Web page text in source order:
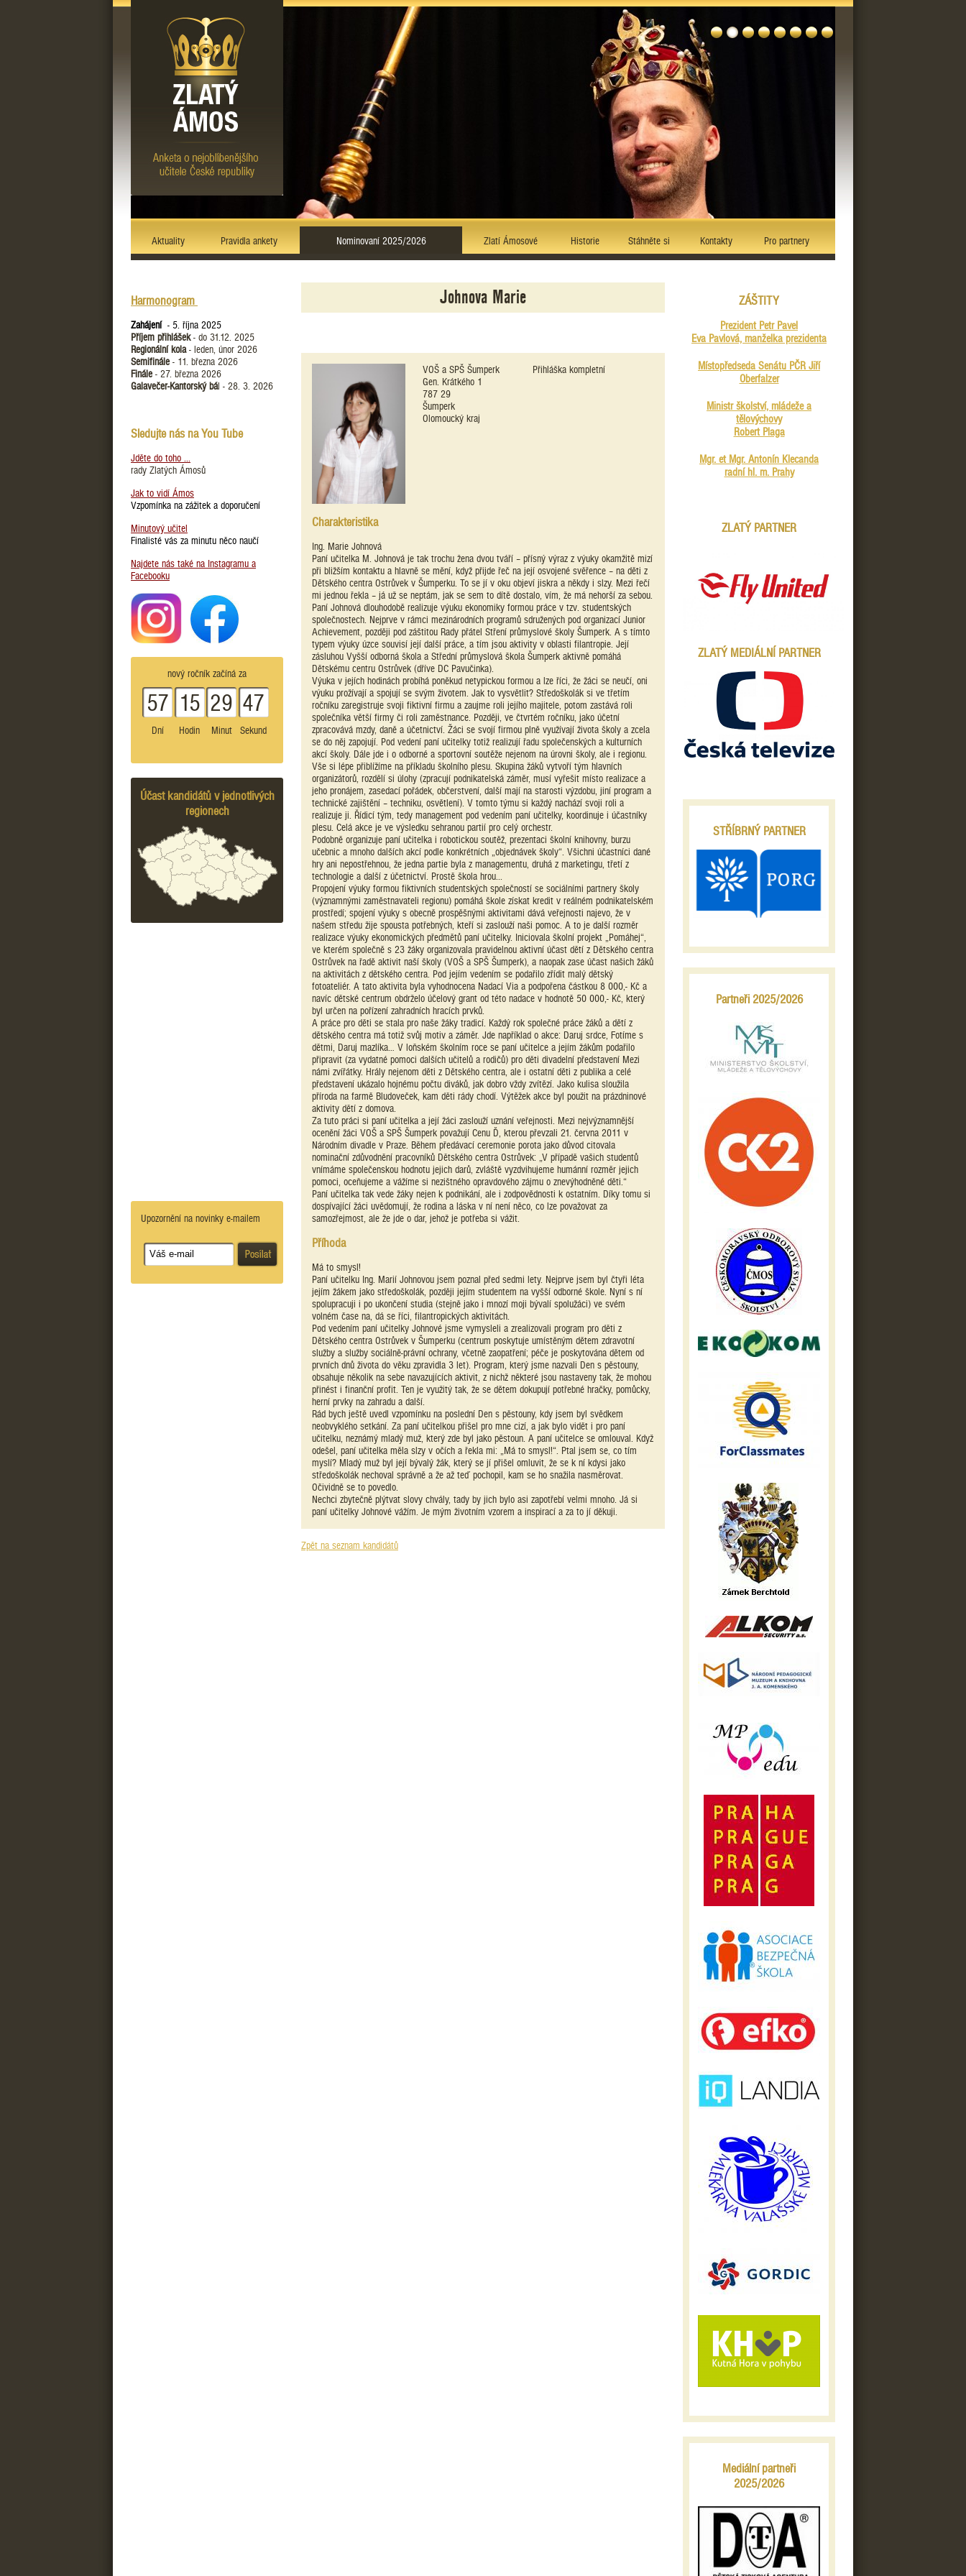
Aktuality Pravidla ankety Nominovaní 2025/2026 Zlatí Ámosové Historie Stáhněte si Kontakty Pro partnery
Harmonogram
Zahájení - 5. října 2025
Příjem přihlášek- do 31.12. 2025
Regionální kola- leden, únor 2026
Semifinále - 11. března 2026
Finále - 27. března 2026
Galavečer-Kantorský bál - 28. 3. 2026
Sledujte nás na You Tube
Jděte do toho ...
rady Zlatých Ámosů
Jak to vidí Ámos
Vzpomínka na zážitek a doporučení
Minutový učitel
Finalisté vás za minutu něco naučí
Najdete nás také na Instagramu a
Facebooku
nový ročník začíná za
57
Dní
15
Hodin
29
Minut
47
Sekund
Účast kandidátů v jednotlivých
regionech
Upozornění na novinky e-mailem
Johnova Marie
VOŠ a SPŠ Šumperk
Gen. Krátkého 1
787 29
Šumperk
Olomoucký kraj
Přihláška kompletní
Charakteristika
Ing. Marie Johnová
Paní učitelka M. Johnová je tak trochu žena dvou tváří – přísný výraz z výuky okamžitě mizí
při bližším kontaktu a hlavně se mění, když přijde řeč na její osvojené svěřence – na děti z
Dětského centra Ostrůvek v Šumperku. To se jí v oku objeví jiskra a někdy i slzy. Mezi řečí
mi jednou řekla – já už se neptám, jak se sem to dítě dostalo, vím, že má nehorší za sebou.
Paní Johnová dlouhodobě realizuje výuku ekonomiky formou práce v tzv. studentských
společnostech. Nejprve v rámci mezinárodních programů sdružených pod organizací Junior
Achievement, později pod záštitou Rady přátel Stření průmyslové školy Šumperk. A s tímto
typem výuky úzce souvisí její další práce, a tím jsou aktivity v oblasti filantropie. Její
zásluhou Vyšší odborná škola a Střední průmyslová škola Šumperk aktivně pomáhá
Dětskému centru Ostrůvek (dříve DC Pavučinka).
Výuka v jejích hodinách probíhá poněkud netypickou formou a lze říci, že žáci se neučí, oni
výuku prožívají a spojují se svým životem. Jak to vysvětlit? Středoškolák si ve třetím
ročníku zaregistruje svoji fiktivní firmu a zaujme roli jejího majitele, potom zastává roli
společníka větší firmy či roli zaměstnance. Později, ve čtvrtém ročníku, jako účetní
zpracovává mzdy, daně a účetnictví. Žáci se svojí firmou plně využívají života školy a zcela
se do něj zapojují. Pod vedení paní učitelky totiž realizují řadu společenských a kulturních
akcí školy. Dále jde i o odborné a sportovní soutěže nejenom na úrovni školy, ale i regionu.
Vše si lépe přiblížíme na příkladu školního plesu. Skupina žáků vytvoří tým hlavních
organizátorů, rozdělí si úlohy (zpracují podnikatelská záměr, musí vyřešit místo realizace a
jeho pronájem, zasedací pořádek, občerstvení, další mají na starosti výzdobu, jiní program a
technické zajištění – techniku, osvětlení). V tomto týmu si každý nachází svoji roli a
realizuje ji. Řídicí tým, tedy management pod vedením paní učitelky, koordinuje i účastníky
plesu. Celá akce je ve výsledku sehranou partií pro celý orchestr.
Podobně organizuje paní učitelka i robotickou soutěž, prezentaci školní knihovny, burzu
učebnic a mnoho dalších akcí podle konkrétních „objednávek školy“. Všichni účastníci dané
hry ani nepostřehnou, že jedna partie byla z managementu, druhá z marketingu, třetí z
technologie a další z účetnictví. Prostě škola hrou...
Propojení výuky formou fiktivních studentských společností se sociálními partnery školy
(významnými zaměstnavateli regionu) pomáhá škole získat kredit v reálném podnikatelském
prostředí; spojení výuky s obecně prospěšnými aktivitami dává veřejnosti najevo, že v
našem středu žije spousta potřebných, kteří si zaslouží naši pomoc. A to je další rozměr
realizace výuky ekonomických předmětů paní učitelky. Iniciovala školní projekt „Pomáhej“,
ve kterém společně s 23 žáky organizovala pravidelnou aktivní účast dětí z Dětského centra
Ostrůvek na řadě aktivit naší školy (VOŠ a SPŠ Šumperk), a naopak zase účast našich žáků
na aktivitách z dětského centra. Pod jejím vedením se podařilo zřídit malý dětský
fotoateliér. A tato aktivita byla vyhodnocena Nadací Via a podpořena částkou 8 000,- Kč a
navíc dětské centrum obdrželo účelový grant od této nadace v hodnotě 50 000,- Kč, který
byl určen na pořízení zahradních hracích prvků.
A práce pro děti se stala pro naše žáky tradicí. Každý rok společné práce žáků a dětí z
dětského centra má totiž svůj motiv a záměr. Jde například o akce: Daruj srdce, Fotíme s
dětmi, Daruj mazlíka… V loňském školním roce se paní učitelce a jejím žákům podařilo
připravit (za vydatné pomoci dalších učitelů a rodičů) pro děti divadelní představení Mezi
námi zvířátky. Hrály nejenom děti z Dětského centra, ale i ostatní děti z publika a celé
představení ukázalo hojnému počtu diváků, jak dobro vždy zvítězí. Jako kulisa sloužila
příroda na farmě Bludoveček, kam děti rády chodí. Výtěžek akce byl použit na prázdninové
aktivity dětí z domova.
Za tuto práci si paní učitelka a její žáci zaslouží uznání veřejnosti. Mezi nejvýznamnější
ocenění žáci VOŠ a SPŠ Šumperk považují Cenu Ď, kterou převzali 21. června 2011 v
Národním divadle v Praze. Během předávací ceremonie porota jako důvod citovala
nominační zdůvodnění pracovníků Dětského centra Ostrůvek: „V případě vašich studentů
vnímáme společenskou hodnotu jejich darů, zvláště vyzdvihujeme humánní rozměr jejich
pomoci, oceňujeme a vážíme si nezištného opravdového zájmu o znevýhodněné děti.“
Paní učitelka tak vede žáky nejen k podnikání, ale i zodpovědnosti k ostatním. Díky tomu si
dospívající žáci uvědomují, že rodina a láska v ní není něco, co lze považovat za
samozřejmost, ale že jde o dar, jehož je potřeba si vážit.
Příhoda
Má to smysl!
Paní učitelku Ing. Marií Johnovou jsem poznal před sedmi lety. Nejprve jsem byl čtyři léta
jejím žákem jako středoškolák, později jejím studentem na vyšší odborné škole. Nyní s ní
spolupracuji i po ukončení studia (stejně jako i mnozí moji bývalí spolužáci) ve svém
volném čase na, dá se říci, filantropických aktivitách.
Pod vedením paní učitelky Johnové jsme vymysleli a zrealizovali program pro děti z
Dětského centra Ostrůvek v Šumperku (centrum poskytuje umístěným dětem zdravotní
služby a služby sociálně-právní ochrany, včetně zaopatření; péče je poskytována dětem od
prvních dnů života do věku zpravidla 3 let). Program, který jsme nazvali Den s pěstouny,
obsahuje několik na sebe navazujících aktivit, z nichž některé jsou nastaveny tak, že mohou
přinést i finanční profit. Ten je využitý tak, že se dětem dokupují potřebné hračky, pomůcky,
herní prvky na zahradu a další.
Rád bych ještě uvedl vzpomínku na poslední Den s pěstouny, kdy jsem byl svědkem
neobvyklého setkání. Za paní učitelkou přišel pro mne cizí, a jak bylo vidět i pro paní
učitelku, neznámý mladý muž, který zde byl jako pěstoun. A paní učitelce se omlouval. Když
odešel, paní učitelka měla slzy v očích a řekla mi: „Má to smysl!“. Ptal jsem se, co tím
myslí? Mladý muž byl její bývalý žák, který se jí přišel omluvit, že se k ní kdysi jako
středoškolák nechoval správně a že až teď pochopil, kam se ho snažila nasměrovat.
Očividně se to povedlo.
Nechci zbytečně plýtvat slovy chvály, tady by jich bylo asi zapotřebí velmi mnoho. Já si
paní učitelky Johnové vážím. Je mým životním vzorem a inspirací a za to jí děkuji.
Zpět na seznam kandidátů
ZÁŠTITY
Prezident Petr Pavel
Eva Pavlová, manželka prezidenta
Místopředseda Senátu PČR Jiří
Oberfalzer
Ministr školství, mládeže a
tělovýchovy
Robert Plaga
Mgr. et Mgr. Antonín Klecanda
radní hl. m. Prahy
ZLATÝ PARTNER
ZLATÝ MEDIÁLNÍ PARTNER
STŘÍBRNÝ PARTNER
Partneři 2025/2026
Mediální partneři
2025/2026